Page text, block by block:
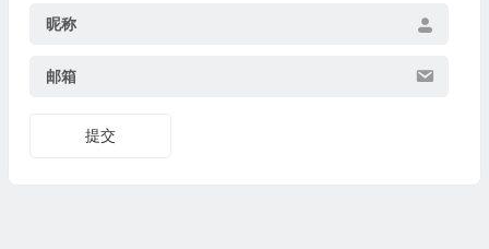
昵称
邮箱
提交